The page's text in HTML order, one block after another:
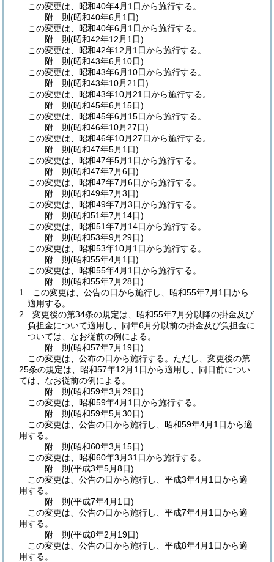
この変更は、昭和40年4月1日から施行する。
附 則(昭和40年6月1日)
この変更は、昭和40年6月1日から施行する。
附 則(昭和42年12月1日)
この変更は、昭和42年12月1日から施行する。
附 則(昭和43年6月10日)
この変更は、昭和43年6月10日から施行する。
附 則(昭和43年10月21日)
この変更は、昭和43年10月21日から施行する。
附 則(昭和45年6月15日)
この変更は、昭和45年6月15日から施行する。
附 則(昭和46年10月27日)
この変更は、昭和46年10月27日から施行する。
附 則(昭和47年5月1日)
この変更は、昭和47年5月1日から施行する。
附 則(昭和47年7月6日)
この変更は、昭和47年7月6日から施行する。
附 則(昭和49年7月3日)
この変更は、昭和49年7月3日から施行する。
附 則(昭和51年7月14日)
この変更は、昭和51年7月14日から施行する。
附 則(昭和53年9月29日)
この変更は、昭和53年10月1日から施行する。
附 則(昭和55年4月1日)
この変更は、昭和55年4月1日から施行する。
附 則(昭和55年7月28日)
1
この変更は、公告の日から施行し、昭和55年7月1日から
適用する。
2
変更後の第34条の規定は、昭和55年7月分以降の掛金及び
負担金について適用し、同年6月分以前の掛金及び負担金に
ついては、なお従前の例による。
附 則(昭和57年7月19日)
この変更は、公布の日から施行する。 ただし、変更後の第
25条の規定は、昭和57年12月1日から適用し、同日前につい
ては、なお従前の例による。
附 則(昭和59年3月29日)
この変更は、昭和59年4月1日から施行する。
附 則(昭和59年5月30日)
この変更は、公告の日から施行し、昭和59年4月1日から適
用する。
附 則(昭和60年3月15日)
この変更は、昭和60年3月31日から施行する。
附 則(平成3年5月8日)
この変更は、公告の日から施行し、平成3年4月1日から適
用する。
附 則(平成7年4月1日)
この変更は、公告の日から施行し、平成7年4月1日から適
用する。
附 則(平成8年2月19日)
この変更は、公告の日から施行し、平成8年4月1日から適
用する。